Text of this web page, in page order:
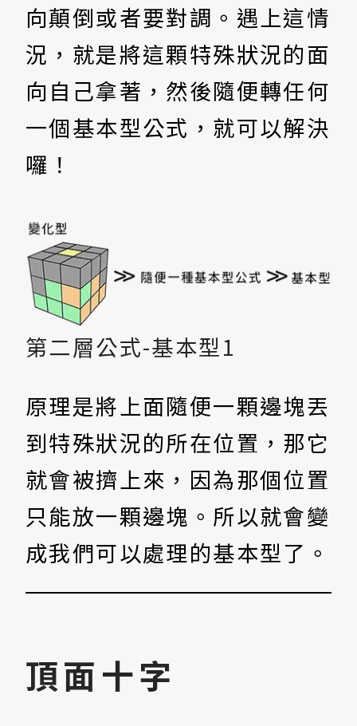
向顛倒或者要對調。遇上這情
況，就是將這顆特殊狀況的面
向自己拿著，然後隨便轉任何
一個基本型公式，就可以解決
囉！
第二層公式-基本型1
原理是將上面隨便一顆邊塊丟
到特殊狀況的所在位置，那它
就會被擠上來，因為那個位置
只能放一顆邊塊。所以就會變
成我們可以處理的基本型了。
頂面十字